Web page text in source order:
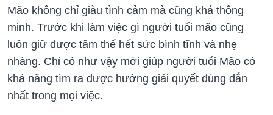
Mão không chỉ giàu tình cảm mà cũng khá thông
minh. Trước khi làm việc gì người tuổi mão cũng
luôn giữ được tâm thế hết sức bình tĩnh và nhẹ
nhàng. Chỉ có như vậy mới giúp người tuổi Mão có
khả năng tìm ra được hướng giải quyết đúng đắn
nhất trong mọi việc.